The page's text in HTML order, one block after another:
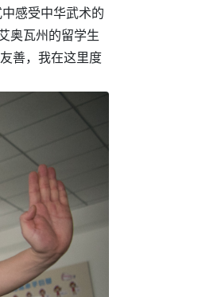
感受中华武术的
奥瓦州的留学生
善，我在这里度